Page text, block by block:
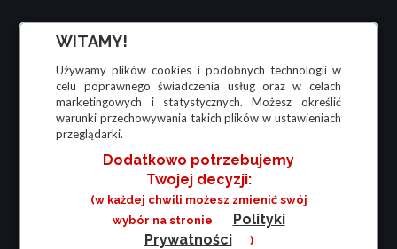
WITAMY!
Używamy plików cookies i podobnych technologii w
celu poprawnego świadczenia usług oraz w celach
marketingowych i statystycznych. Możesz określić
warunki przechowywania takich plików w ustawieniach
przeglądarki.
Dodatkowo potrzebujemy
Twojej decyzji:
(w każdej chwili możesz zmienić swój
wybór na stronie
Polityki
Prywatności
)